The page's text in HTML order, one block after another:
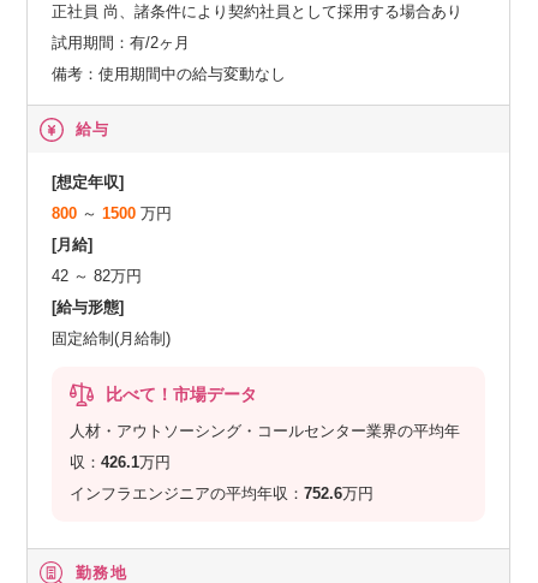
正社員 尚、諸条件により契約社員として採用する場合あり
試用期間：有/2ヶ月
備考：使用期間中の給与変動なし
給与
[想定年収]
800 ～1500 万円
[月給]
42 ～ 82万円
[給与形態]
固定給制(月給制)
比べて！市場データ
人材・アウトソーシング・コールセンター業界の平均年
収：426.1万円
インフラエンジニアの平均年収：752.6万円
勤務地